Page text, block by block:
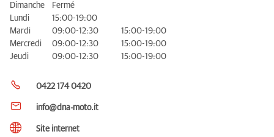
Dimanche
Fermé
Lundi
15:00-19:00
Mardi
09:00-12:30
15:00-19:00
Mercredi
09:00-12:30
15:00-19:00
Jeudi
09:00-12:30 15:00-19:00
0422 174 0420
info@dna-moto.it
Site internet